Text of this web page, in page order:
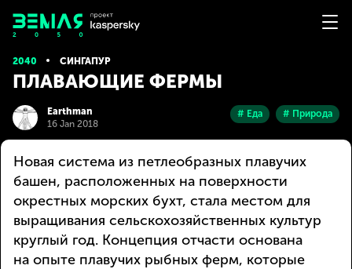
2040 СИНГАПУР
ПЛАВАЮЩИЕ ФЕРМЫ
Earthman
16 Jan 2018
# Еда # Природа
Новая система из петлеобразных плавучих
башен, расположенных на поверхности
окрестных морских бухт, стала местом для
выращивания сельскохозяйственных культур
круглый год. Концепция отчасти основана
на опыте плавучих рыбных ферм, которые